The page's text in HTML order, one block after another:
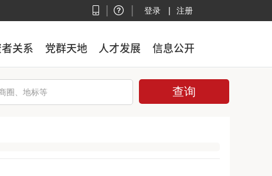
登录 | 注册
关系 党群天地 人才发展 信息公开
关系 党群天地 人才发展 信息公开